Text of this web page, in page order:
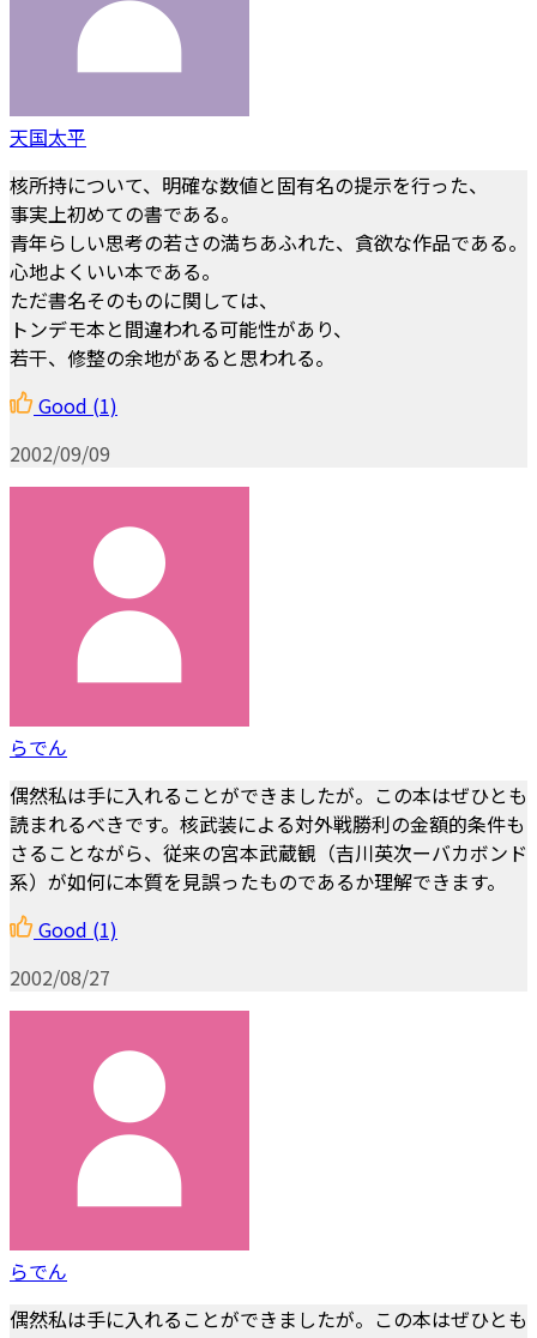
天国太平
核所持について、明確な数値と固有名の提示を行った、
事実上初めての書である。
青年らしい思考の若さの満ちあふれた、貪欲な作品である。
心地よくいい本である。
ただ書名そのものに関しては、
トンデモ本と間違われる可能性があり、
若干、修整の余地があると思われる。
Good (1)
2002/09/09
らでん
偶然私は手に入れることができましたが。この本はぜひとも
読まれるべきです。核武装による対外戦勝利の金額的条件も
さることながら、従来の宮本武蔵観（吉川英次ーバカボンド
系）が如何に本質を見誤ったものであるか理解できます。
Good (1)
2002/08/27
らでん
偶然私は手に入れることができましたが。この本はぜひとも